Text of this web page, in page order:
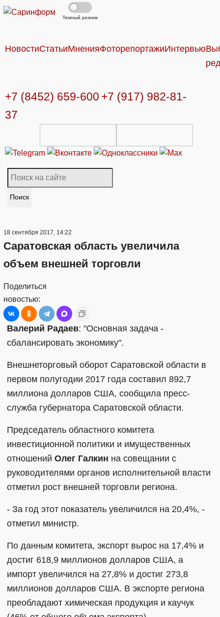
Темный режим
НовостиСтатьиМненияФоторепортажиИнтервью
+7 (8452) 659-600 +7 (917) 982-81-
37
Поиск
18 сентября 2017, 14:22
Саратовская область увеличила
объем внешней торговли
Поделиться
новостью:
Валерий Радаев: "Основная задача -
сбалансировать экономику".
Внешнеторговый оборот Саратовской области в
первом полугодии 2017 года составил 892,7
миллиона долларов США, сообщила пресс-
служба губернатора Саратовской области.
Председатель областного комитета
инвестиционной политики и имущественных
отношений Олег Галкин на совещании с
руководителями органов исполнительной власти
отметил рост внешней торговли региона.
- За год этот показатель увеличился на 20,4%, -
отметил министр.
По данным комитета, экспорт вырос на 17,4% и
достиг 618,9 миллионов долларов США, а
импорт увеличился на 27,8% и достиг 273,8
миллионов долларов США. В экспорте региона
преобладают химическая продукция и каучук